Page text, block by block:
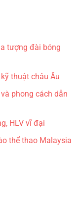
tượng đài bóng
thuật châu Âu
phong cách dẫn
HLV vĩ đại
thể thao Malaysia